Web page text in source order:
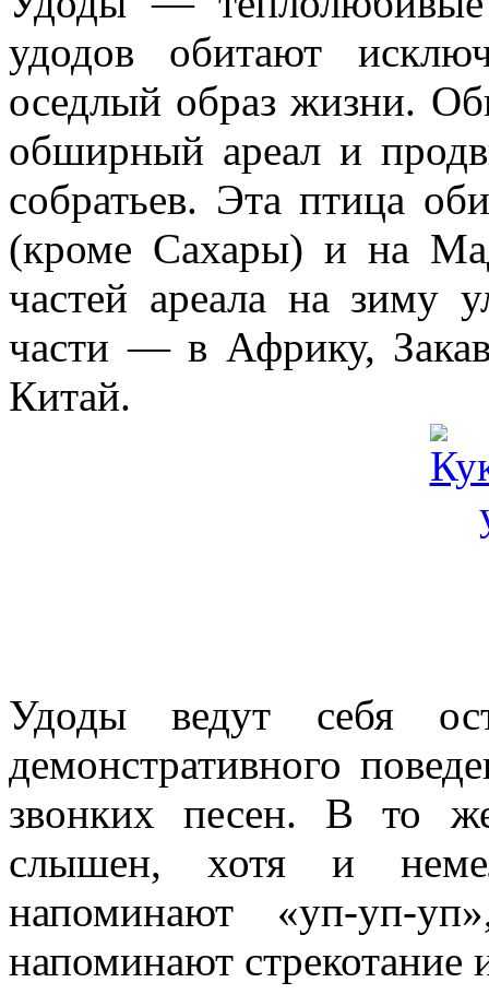
удодов обитают
оседлый образ жизни.
обширный ареал и
собратьев. Эта птица
(кроме Сахары) и на
частей ареала на зиму
части — в Африку,
Китай.
Удоды ведут себя
демонстративного
звонких песен. В то
слышен, хотя и
напоминают «уп-уп-
напоминают стрекотание